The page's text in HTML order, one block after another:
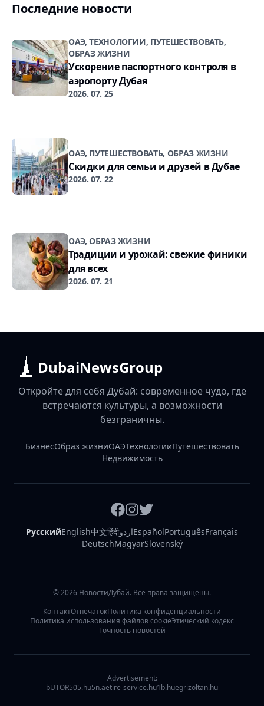
Последние новости
ОАЭ, ТЕХНОЛОГИИ, ПУТЕШЕСТВОВАТЬ,
ОБРАЗ ЖИЗНИ
Ускорение паспортного контроля в
аэропорту Дубая
2026. 07. 25
ОАЭ, ПУТЕШЕСТВОВАТЬ, ОБРАЗ ЖИЗНИ
Скидки для семьи и друзей в Дубае
2026. 07. 22
ОАЭ, ОБРАЗ ЖИЗНИ
Традиции и урожай: свежие финики
для всех
2026. 07. 21
DubaiNewsGroup
Откройте для себя Дубай: современное чудо, где
встречаются культуры, а возможности
безграничны.
БизнесОбраз жизниОАЭТехнологииПутешествовать
Недвижимость
РусскийEnglish中文हिंदीاردوEspañolPortuguêsFrançais
DeutschMagyarSlovenský
©2026 НовостиДубай. Все права защищены.
КонтактОтпечатокПолитика конфиденциальности
Политика использования файлов cookieЭтический кодекс
Точность новостей
Advertisement:
bUTOR505.hu5n.aetire-service.hu1b.huegrizoltan.hu